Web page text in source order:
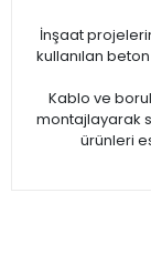
İnşaat
kullanılan
Kablo ve
montajlayarak
ürünleri